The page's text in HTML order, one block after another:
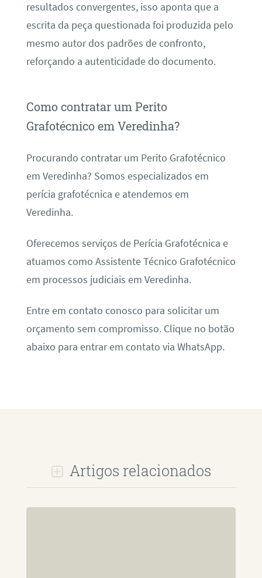
resultados convergentes, isso aponta que a
escrita da peça questionada foi produzida pelo
mesmo autor dos padrões de confronto,
reforçando a autenticidade do documento.
Como contratar um Perito
Grafotécnico em Veredinha?
Procurando contratar um Perito Grafotécnico
em Veredinha? Somos especializados em
perícia grafotécnica e atendemos em
Veredinha.
Oferecemos serviços de Perícia Grafotécnica e
atuamos como Assistente Técnico Grafotécnico
em processos judiciais em Veredinha.
Entre em contato conosco para solicitar um
orçamento sem compromisso. Clique no botão
abaixo para entrar em contato via WhatsApp.
Artigos relacionados